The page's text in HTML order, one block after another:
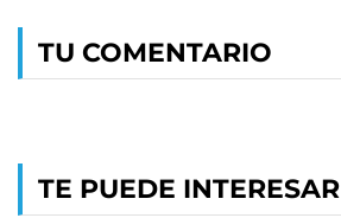
TU COMENTARIO
TE PUEDE INTERESAR